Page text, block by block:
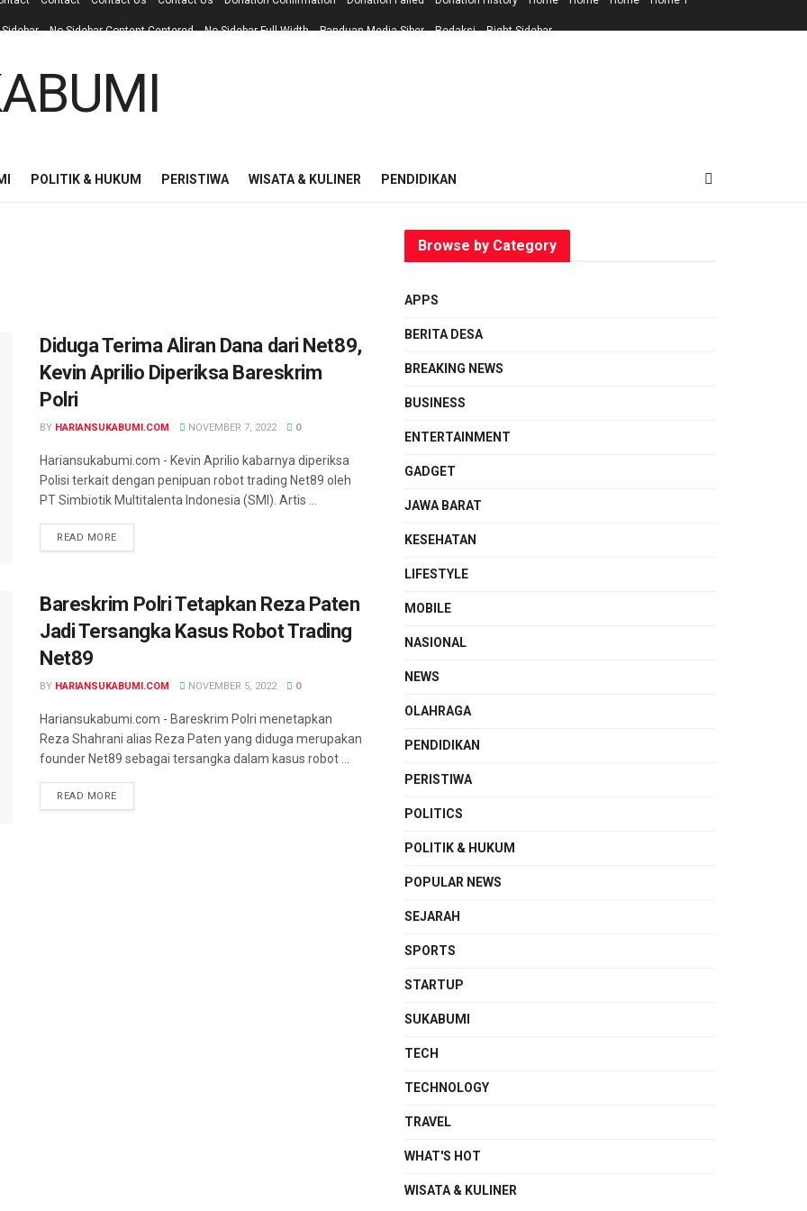
No Sidebar Content Centered No Sidebar Full Width Panduan Media Siber Redaksi Right Sidebar
POLITIK & HUKUM PERISTIWA WISATA & KULINER PENDIDIKAN
Diduga Terima Aliran Dana dari Net89,
Kevin Aprilio Diperiksa Bareskrim
Polri
BY HARIANSUKABUMI.COM NOVEMBER 7, 2022 0
Hariansukabumi.com - Kevin Aprilio kabarnya diperiksa
Polisi terkait dengan penipuan robot trading Net89 oleh
PT Simbiotik Multitalenta Indonesia (SMI). Artis ...
READ MORE
Bareskrim Polri Tetapkan Reza Paten
Jadi Tersangka Kasus Robot Trading
Net89
BY HARIANSUKABUMI.COM NOVEMBER 5, 2022 0
Hariansukabumi.com - Bareskrim Polri menetapkan
Reza Shahrani alias Reza Paten yang diduga merupakan
founder Net89 sebagai tersangka dalam kasus robot ...
READ MORE
Browse by Category
APPS
BERITA DESA
BREAKING NEWS
BUSINESS
ENTERTAINMENT
GADGET
JAWA BARAT
KESEHATAN
LIFESTYLE
MOBILE
NASIONAL
NEWS
OLAHRAGA
PENDIDIKAN
PERISTIWA
POLITICS
POLITIK & HUKUM
POPULAR NEWS
SEJARAH
SPORTS
STARTUP
SUKABUMI
TECH
TECHNOLOGY
TRAVEL
WHAT'S HOT
WISATA & KULINER